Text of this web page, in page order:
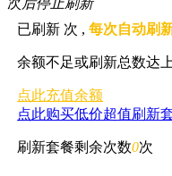
次后停止刷新
已刷新 次 ,每次自动刷
余额不足或刷新总数达
点此充值余额
点此购买低价超值刷新
刷新套餐剩余次数0次